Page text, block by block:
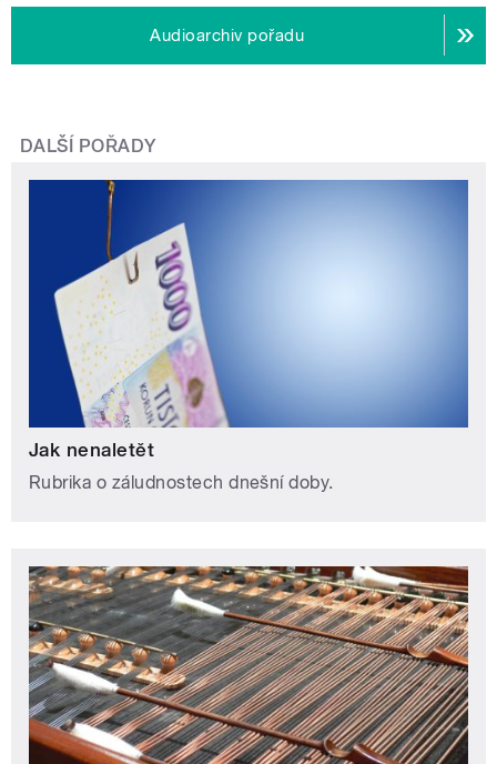
Audioarchiv pořadu
DALŠÍ POŘADY
Jak nenaletět
Rubrika o záludnostech dnešní doby.